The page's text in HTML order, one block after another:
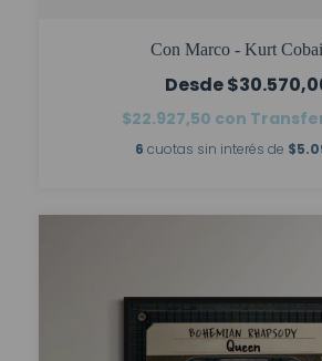
Con Marco - Kurt
$22.927,50 con
6 cuotas sin interés de